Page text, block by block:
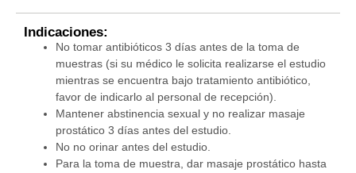
Indicaciones:
No tomar antibióticos 3 días antes de la toma de
muestras (si su médico le solicita realizarse el estudio
mientras se encuentra bajo tratamiento antibiótico,
favor de indicarlo al personal de recepción).
Mantener abstinencia sexual y no realizar masaje
prostático 3 días antes del estudio.
No no orinar antes del estudio.
Para la toma de muestra, dar masaje prostático hasta